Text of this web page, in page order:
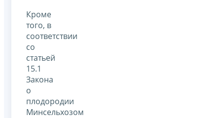
Кроме
того, в
соответствии
со
статьей
15.1
Закона
о
плодородии
Минсельхозом